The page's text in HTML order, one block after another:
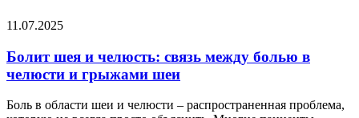
11.07.2025
Болит шея и челюсть: связь между болью в
челюсти и грыжами шеи
Боль в области шеи и челюсти – распространенная проблема,